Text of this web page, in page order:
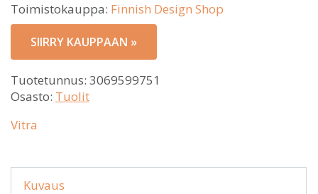
Toimistokauppa: Finnish Design Shop
SIIRRY KAUPPAAN »
Tuotetunnus: 3069599751
Osasto: Tuolit
Vitra
Kuvaus